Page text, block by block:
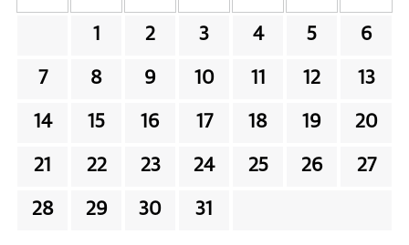
1 2 3 4 5 6
7 8 9 10 11 12 13
14 15 16 17 18 19 20
21 22 23 24 25 26 27
28 29 30 31